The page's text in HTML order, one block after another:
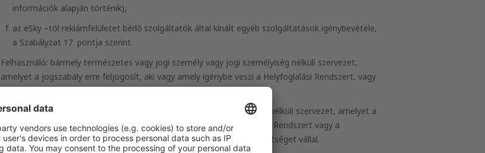
információk alapján történik),
az eSky –tól reklámfelületet bérlő szolgáltatók által kínált egyéb szolgáltatások igénybevétele,
a Szabályzat 17. pontja szerint.
Felhasználó: bármely természetes vagy jogi személy vagy jogi személyiség nélküli szervezet,
amelyet a jogszabály erre feljogosít, aki vagy amely igénybe veszi a Helyfoglalási Rendszert, vagy
a Telefonos Ügyfélszolgálatot.
Fizető: bármely természetes vagy jogi személy vagy jogi személyiség nélküli szervezet, amelyet a
jogszabály erre feljogosít, aki vagy amely igénybe veszi a Helyfoglalási Rendszert vagy a
Telefonos Ügyfélszolgálatot és fizetést teljesít vagy fizetési kötelezettséget vállal.